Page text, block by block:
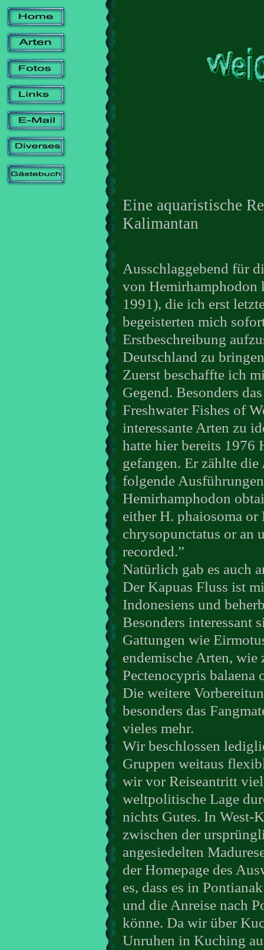
Eine aquaristische
Kalimantan
Ausschlaggebend für
von Hemirhamphodon
1991), die ich erst
begeisterten mich
Erstbeschreibung
Deutschland zu
Zuerst beschaffte ich
Gegend. Besonders
Freshwater Fishes of
interessante Arten zu
hatte hier bereits 1976
gefangen. Er zählte
folgende
Hemirhamphodon
either H. phaiosoma
chrysopunctatus or an
recorded.”
Natürlich gab es auch
Der Kapuas Fluss ist
Indonesiens und
Besonders interessant
Gattungen wie
endemische Arten, wie
Pectenocypris balaena
Die weitere
besonders das
vieles mehr.
Wir beschlossen
Gruppen weitaus
wir vor Reiseantritt
weltpolitische Lage
nichts Gutes. In West-
zwischen der
angesiedelten
der Homepage des
es, dass es in
und die Anreise nach
könne. Da wir über
Unruhen in Kuching